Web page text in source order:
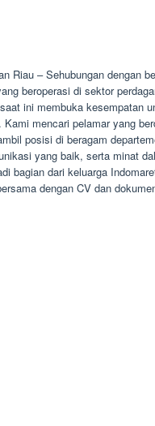
Riau – Sehubungan dengan
beroperasi di sektor
ini membuka kesempatan
mencari pelamar yang
posisi di beragam
yang baik, serta minat
bagian dari keluarga
dengan CV dan